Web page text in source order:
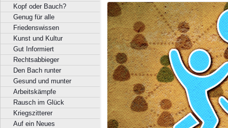
Kopf oder Bauch?
Genug für alle
Friedenswissen
Kunst und Kultur
Gut Informiert
Rechtsabbieger
Den Bach runter
Gesund und munter
Arbeitskämpfe
Rausch im Glück
Kriegszitterer
Auf ein Neues